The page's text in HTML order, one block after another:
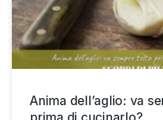
Anima dell’aglio: va